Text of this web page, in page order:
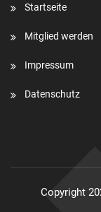
Startseite
Mitglied werden
Impressum
Datenschutz
Copyright